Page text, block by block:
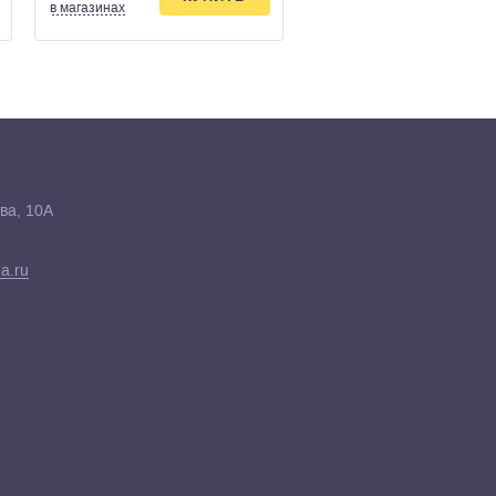
в магазинах
10А